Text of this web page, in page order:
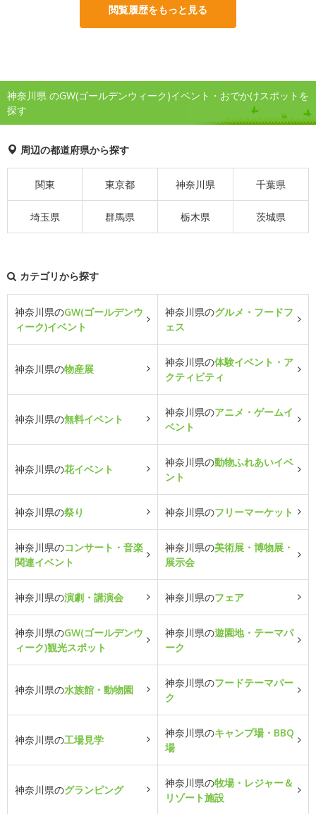
閲覧履歴をもっと見る
神奈川県 のGW(ゴールデンウィーク)イベント・おでかけスポットを
探す
周辺の都道府県から探す
関東 東京都 神奈川県 千葉県
埼玉県 群馬県 栃木県 茨城県
カテゴリから探す
神奈川県のGW(ゴールデンウ
ィーク)イベント
神奈川県のグルメ・フードフ
ェス
神奈川県の物産展
神奈川県の体験イベント・ア
クティビティ
神奈川県の無料イベント
神奈川県のアニメ・ゲームイ
ベント
神奈川県の花イベント
神奈川県の動物ふれあいイベ
ント
神奈川県の祭り 神奈川県のフリーマーケット
神奈川県のコンサート・音楽
関連イベント
神奈川県の美術展・博物展・
展示会
神奈川県の演劇・講演会 神奈川県のフェア
神奈川県のGW(ゴールデンウ
ィーク)観光スポット
神奈川県の遊園地・テーマパ
ーク
神奈川県の水族館・動物園
神奈川県のフードテーマパー
ク
神奈川県の工場見学
神奈川県のキャンプ場・BBQ
場
神奈川県のグランピング
神奈川県の牧場・レジャー＆
リゾート施設